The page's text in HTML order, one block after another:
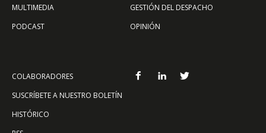
MULTIMEDIA
PODCAST
GESTIÓN DEL DESPACHO
OPINIÓN
COLABORADORES
SUSCRÍBETE A NUESTRO BOLETÍN
HISTÓRICO